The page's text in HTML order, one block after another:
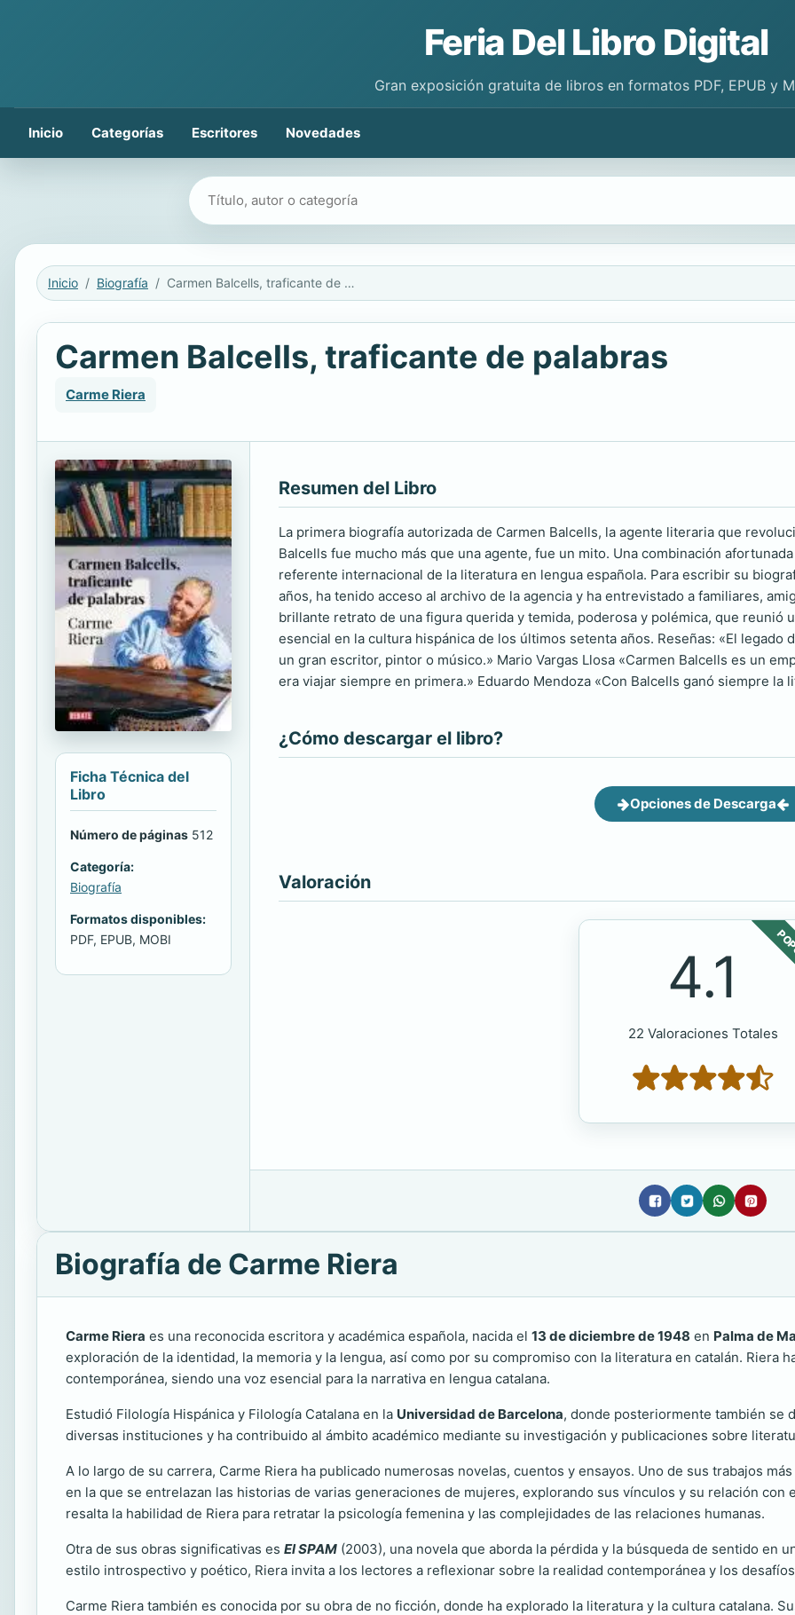
Feria Del Libro Digital
Gran exposición gratuita de libros en formatos PDF, EPUB y
Inicio Categorías Escritores Novedades
Buscar libros
Inicio Biografía Carmen Balcells, traficante de palabras
Carmen Balcells, traficante de palabras
Carme Riera
Ficha Técnica del
Libro
Número de páginas 512
Categoría:
Biografía
Formatos disponibles:
PDF, EPUB, MOBI
Resumen del Libro
La primera biografía autorizada de Carmen Balcells, la agente literaria que
Balcells fue mucho más que una agente, fue un mito. Una combinación
referente internacional de la literatura en lengua española. Para escribir su
años, ha tenido acceso al archivo de la agencia y ha entrevistado a familiares,
brillante retrato de una figura querida y temida, poderosa y polémica, que reunió
esencial en la cultura hispánica de los últimos setenta años. Reseñas: «El
un gran escritor, pintor o músico.» Mario Vargas Llosa «Carmen Balcells es un
era viajar siempre en primera.» Eduardo Mendoza «Con Balcells ganó siempre la
¿Cómo descargar el libro?
Opciones de Descarga
Valoración
4.1
22 Valoraciones Totales
Biografía de Carme Riera
Carme Riera es una reconocida escritora y académica española, nacida el 13 de diciembre de 1948 en Palma de
exploración de la identidad, la memoria y la lengua, así como por su compromiso con la literatura en catalán. Riera
contemporánea, siendo una voz esencial para la narrativa en lengua catalana.
Estudió Filología Hispánica y Filología Catalana en la Universidad de Barcelona, donde posteriormente también se
diversas instituciones y ha contribuido al ámbito académico mediante su investigación y publicaciones sobre
A lo largo de su carrera, Carme Riera ha publicado numerosas novelas, cuentos y ensayos. Uno de sus trabajos
en la que se entrelazan las historias de varias generaciones de mujeres, explorando sus vínculos y su relación
resalta la habilidad de Riera para retratar la psicología femenina y las complejidades de las relaciones humanas.
Otra de sus obras significativas es El SPAM (2003), una novela que aborda la pérdida y la búsqueda de sentido en
estilo introspectivo y poético, Riera invita a los lectores a reflexionar sobre la realidad contemporánea y los
Carme Riera también es conocida por su obra de no ficción, donde ha explorado la literatura y la cultura catalana.